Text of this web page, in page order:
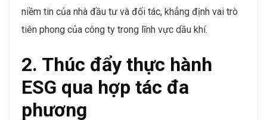
niềm tin của nhà đầu tư và đối tác, khẳng định vai trò
tiên phong của công ty trong lĩnh vực dầu khí.
2. Thúc đẩy thực hành
ESG qua hợp tác đa
phương